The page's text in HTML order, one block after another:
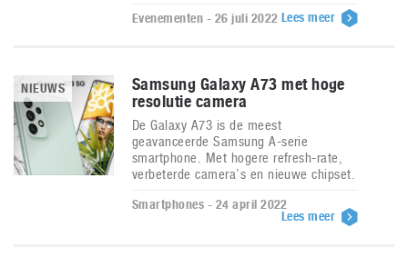
Evenementen - 26 juli 2022 Lees meer
NIEUWS
Samsung Galaxy A73 met hoge
resolutie camera
De Galaxy A73 is de meest
geavanceerde Samsung A-serie
smartphone. Met hogere refresh-rate,
verbeterde camera’s en nieuwe chipset.
Smartphones - 24 april 2022
Lees meer